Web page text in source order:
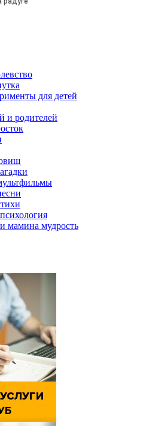
для детей
и родителей
мамина мудрость